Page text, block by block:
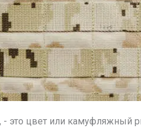
это цвет или камуфляжный